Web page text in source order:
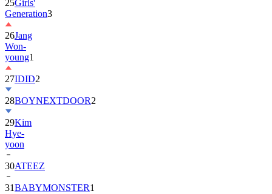
26Jang
Won-
young1
27IDID
28BOYNEXTDOOR
29Kim
Hye-
yoon
30ATEEZ
31BABYMONSTER
32ENHYPEN1